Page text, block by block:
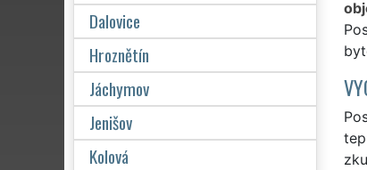
Dalovice
Hroznětín
Jáchymov
Jenišov
Kolová